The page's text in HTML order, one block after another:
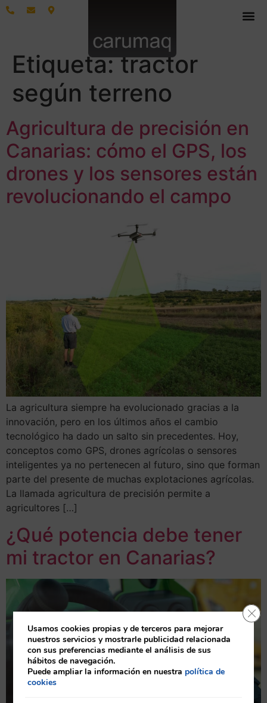
Etiqueta:tractor
según terreno
Agricultura de precisión en
Canarias: cómo el GPS, los
drones y los sensores están
revolucionando el campo
La agricultura siempre ha evolucionado gracias a la
innovación, pero en los últimos años el cambio
tecnológico ha dado un salto sin precedentes. Hoy,
conceptos como GPS, drones agrícolas o sensores
inteligentes ya no pertenecen al futuro, sino que forman
parte del presente de muchas explotaciones agrícolas.
La llamada agricultura de precisión permite a
agricultores […]
¿Qué potencia debe tener
mi tractor en Canarias?
Usamos cookies propias y de terceros para mejorar
nuestros servicios y mostrarle publicidad relacionada
con sus preferencias mediante el análisis de sus
hábitos de navegación.
Puede ampliar la información en nuestra política de
cookies